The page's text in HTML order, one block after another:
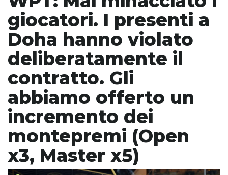
giocatori. I presenti a
Doha hanno violato
deliberatamente il
contratto. Gli
abbiamo offerto un
incremento dei
montepremi (Open
x3, Master x5)